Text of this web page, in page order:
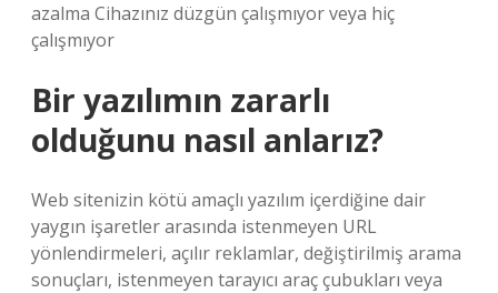
azalma Cihazınız düzgün çalışmıyor veya hiç
çalışmıyor
Bir yazılımın zararlı
olduğunu nasıl anlarız?
Web sitenizin kötü amaçlı yazılım içerdiğine dair
yaygın işaretler arasında istenmeyen URL
yönlendirmeleri, açılır reklamlar, değiştirilmiş arama
sonuçları, istenmeyen tarayıcı araç çubukları veya